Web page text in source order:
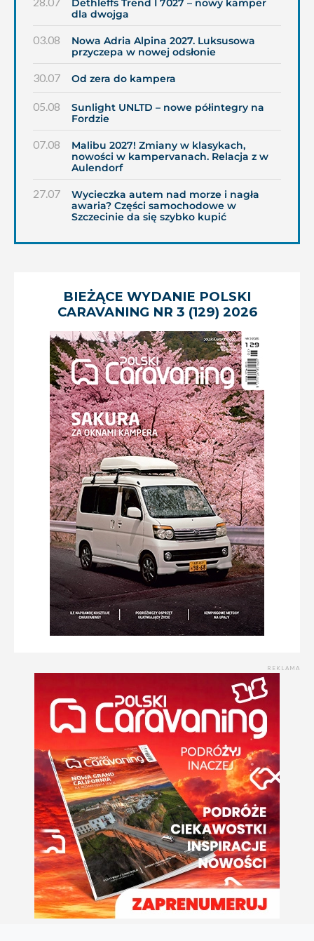
Dethleffs Trend I 7027 – nowy kamper
dla dwojga
03.08
Nowa Adria Alpina 2027. Luksusowa
przyczepa w nowej odsłonie
30.07 Od zera do kampera
05.08
Sunlight UNLTD – nowe półintegry na
Fordzie
07.08
Malibu 2027! Zmiany w klasykach,
nowości w kampervanach. Relacja z w
Aulendorf
27.07
Wycieczka autem nad morze i nagła
awaria? Części samochodowe w
Szczecinie da się szybko kupić
BIEŻĄCE WYDANIE POLSKI
CARAVANING NR 3 (129) 2026
REKLAMA